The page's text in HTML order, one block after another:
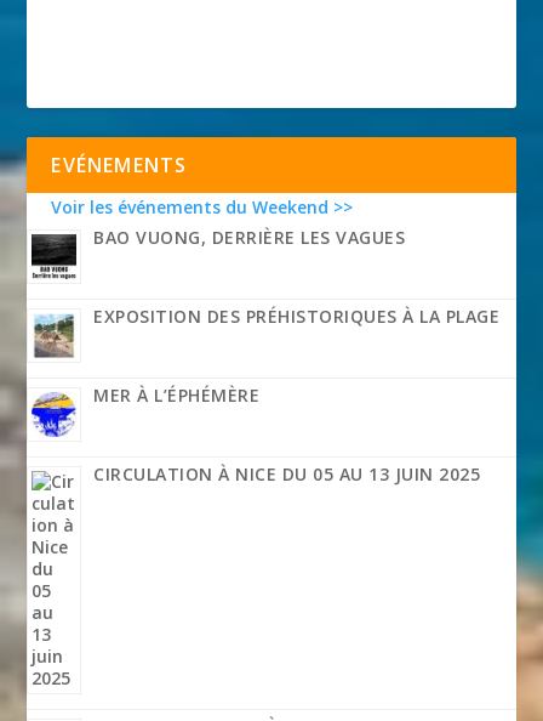
EVÉNEMENTS
Voir les événements du Weekend >>
BAO VUONG, DERRIÈRE LES VAGUES
EXPOSITION DES PRÉHISTORIQUES À LA PLAGE
MER À L’ÉPHÉMÈRE
CIRCULATION À NICE DU 05 AU 13 JUIN 2025